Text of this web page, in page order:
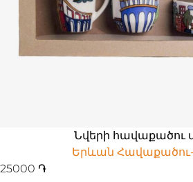
Նվերի հավաքածու
Երևան
25000 ֏